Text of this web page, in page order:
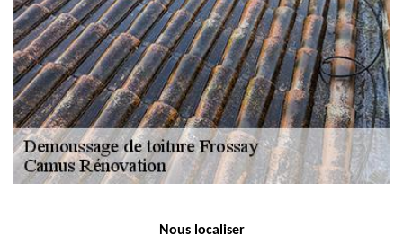
Nous localiser